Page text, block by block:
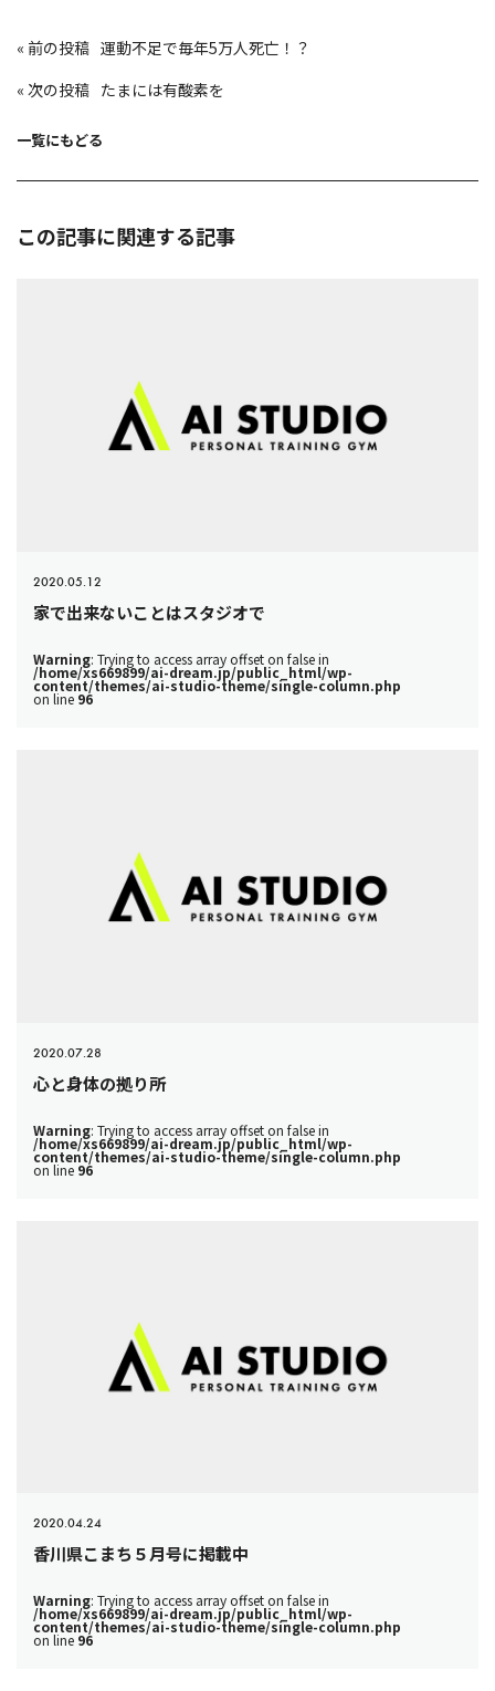
投
稿
ゲ
ョ
«
運動不足で毎年5万人死亡！？
«
たまには有酸素を
一覧にもどる
この記事に関連する記事
2020.05.12
家で出来ないことはスタジオで
Warning: Trying to access array offset on false in
/home/xs669899/ai-dream.jp/public_html/wp-
content/themes/ai-studio-theme/single-column.php
on line 96
2020.07.28
心と身体の拠り所
Warning: Trying to access array offset on false in
/home/xs669899/ai-dream.jp/public_html/wp-
content/themes/ai-studio-theme/single-column.php
on line 96
2020.04.24
香川県こまち５月号に掲載中
Warning: Trying to access array offset on false in
/home/xs669899/ai-dream.jp/public_html/wp-
content/themes/ai-studio-theme/single-column.php
on line 96